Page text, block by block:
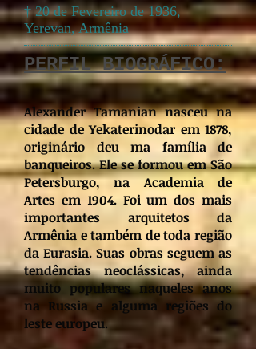
† 20 de Fevereiro de 1936,
Yerevan, Armênia
PERFIL BIOGRÁFICO:
Alexander Tamanian nasceu na
cidade de Yekaterinodar em 1878,
originário deu ma família de
banqueiros. Ele se formou em São
Petersburgo, na Academia de
Artes em 1904. Foi um dos mais
importantes arquitetos da
Armênia e também de toda região
da Eurasia. Suas obras seguem as
tendências neoclássicas, ainda
muito populares naqueles anos
na Russia e alguma regiões do
leste europeu.